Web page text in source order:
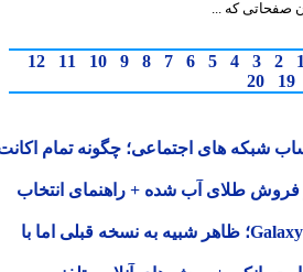
که ...
2
3
4
5
6
7
8
9
10
11
12
20
های اجتماعی؛ چگونه تمام اکانت
طلای آب شده + راهنمای انتخاب
بررسی گوشی Galaxy Z Flip8؛ ظاهر شبیه به نسخه قبلی اما با